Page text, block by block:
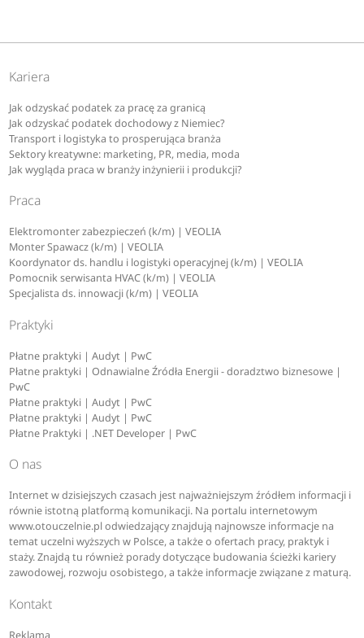
Kariera
Jak odzyskać podatek za pracę za granicą
Jak odzyskać podatek dochodowy z Niemiec?
Transport i logistyka to prosperująca branża
Sektory kreatywne: marketing, PR, media, moda
Jak wygląda praca w branży inżynierii i produkcji?
Praca
Elektromonter zabezpieczeń (k/m) | VEOLIA
Monter Spawacz (k/m) | VEOLIA
Koordynator ds. handlu i logistyki operacyjnej (k/m) | VEOLIA
Pomocnik serwisanta HVAC (k/m) | VEOLIA
Specjalista ds. innowacji (k/m) | VEOLIA
Praktyki
Płatne praktyki | Audyt | PwC
Płatne praktyki | Odnawialne Źródła Energii - doradztwo biznesowe |
PwC
Płatne praktyki | Audyt | PwC
Płatne praktyki | Audyt | PwC
Płatne Praktyki | .NET Developer | PwC
O nas
Internet w dzisiejszych czasach jest najważniejszym źródłem informacji i
równie istotną platformą komunikacji. Na portalu internetowym
www.otouczelnie.pl odwiedzający znajdują najnowsze informacje na
temat uczelni wyższych w Polsce, a także o ofertach pracy, praktyk i
staży. Znajdą tu również porady dotyczące budowania ścieżki kariery
zawodowej, rozwoju osobistego, a także informacje związane z maturą.
Kontakt
Reklama